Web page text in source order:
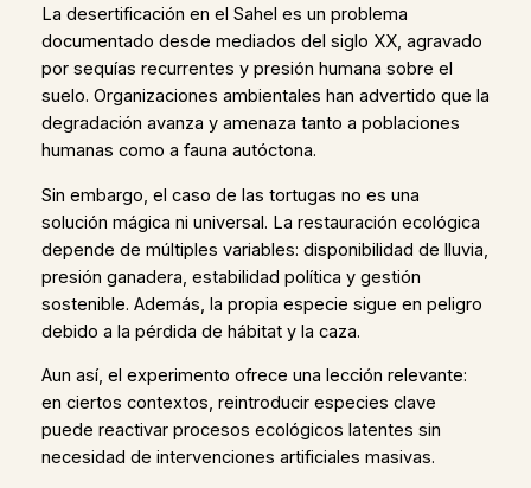
La desertificación en el Sahel es un problema
documentado desde mediados del siglo XX, agravado
por sequías recurrentes y presión humana sobre el
suelo. Organizaciones ambientales han advertido que la
degradación avanza y amenaza tanto a poblaciones
humanas como a fauna autóctona.
Sin embargo, el caso de las tortugas no es una
solución mágica ni universal. La restauración ecológica
depende de múltiples variables: disponibilidad de lluvia,
presión ganadera, estabilidad política y gestión
sostenible. Además, la propia especie sigue en peligro
debido a la pérdida de hábitat y la caza.
Aun así, el experimento ofrece una lección relevante:
en ciertos contextos, reintroducir especies clave
puede reactivar procesos ecológicos latentes sin
necesidad de intervenciones artificiales masivas.